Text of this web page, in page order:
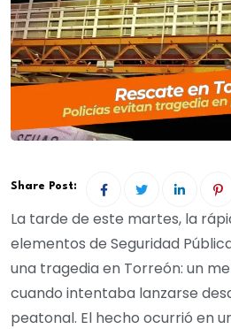
Share Post:
La tarde de este martes, la
elementos de Seguridad
una tragedia en Torreón: un
cuando intentaba lanzarse
peatonal. El hecho ocurrió en